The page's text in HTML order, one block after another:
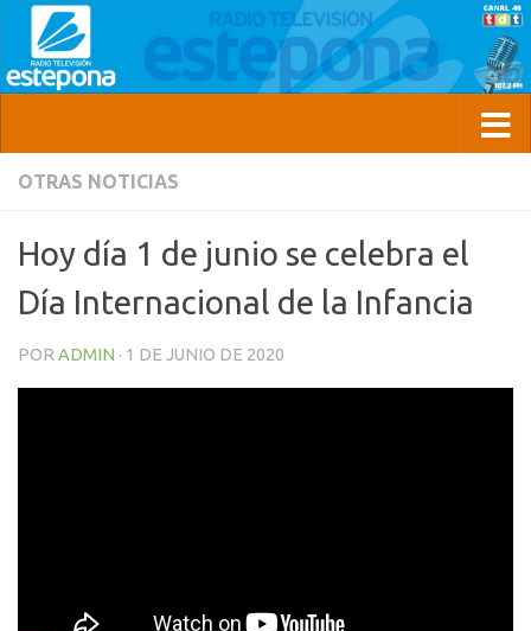
OTRAS NOTICIAS
Hoy día 1 de junio se celebra el
Día Internacional de la Infancia
POR ADMIN · 1 DE JUNIO DE 2020